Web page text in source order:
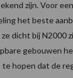
zijn. Voor
het beste
dicht bij N2000
gebouwen
hopen dat de